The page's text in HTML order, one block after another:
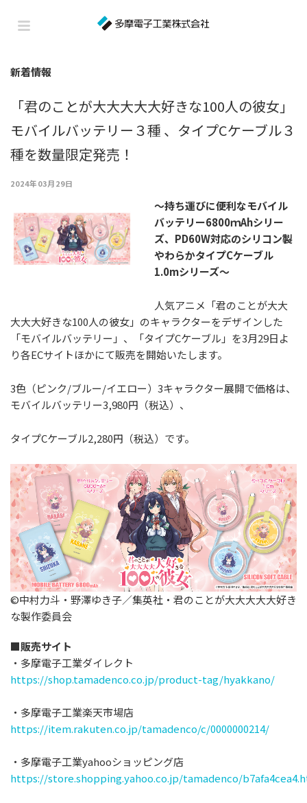
新着情報
「君のことが大大大大大好きな100人の彼女」
モバイルバッテリー３種 、タイプCケーブル３
種を数量限定発売！
2024年03月29日
～持ち運びに便利なモバイル
バッテリー6800ｍAhシリー
ズ、PD60W対応のシリコン製
やわらかタイプCケーブル
1.0mシリーズ～
人気アニメ「君のことが大大
大大大好きな100人の彼女」のキャラクターをデザインした
「モバイルバッテリー」、「タイプCケーブル」を3月29日よ
り各ECサイトほかにて販売を開始いたします。
3色（ピンク/ブルー/イエロー）3キャラクター展開で価格は、
モバイルバッテリー3,980円（税込）、
タイプCケーブル2,280円（税込）です。
©中村力斗・野澤ゆき子／集英社・君のことが大大大大大好き
な製作委員会
■販売サイト
・多摩電子工業ダイレクト
https://shop.tamadenco.co.jp/product-tag/hyakkano/
・多摩電子工業楽天市場店
https://item.rakuten.co.jp/tamadenco/c/0000000214/
・多摩電子工業yahooショッピング店
https://store.shopping.yahoo.co.jp/tamadenco/